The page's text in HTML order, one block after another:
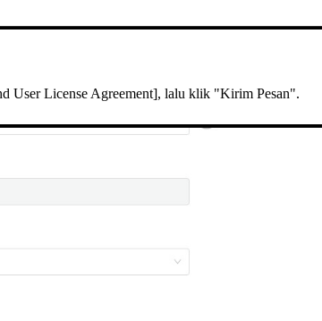
User License Agreement], lalu klik "Kirim Pesan".